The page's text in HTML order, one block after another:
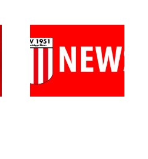
Kommende
Testspiele
im
Seniorenbereich